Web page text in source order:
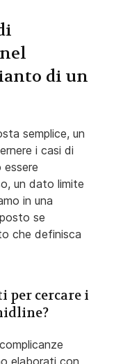
di un
semplice, un
i casi di
un dato limite
in una
se
che definisca
per cercare i
elaborati con